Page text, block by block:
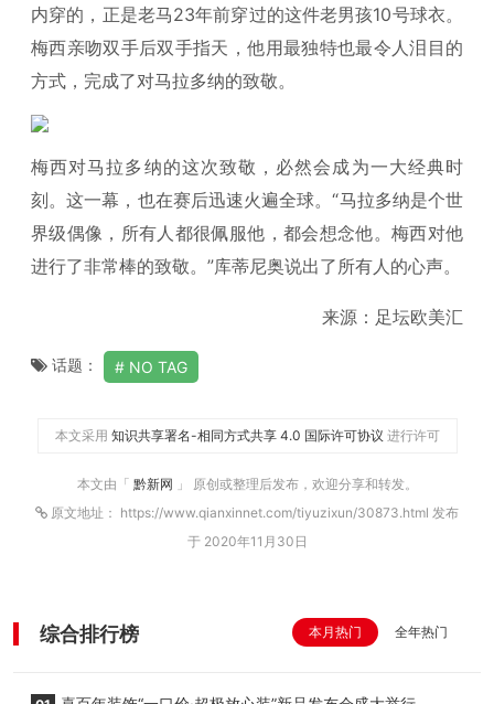
内穿的，正是老马23年前穿过的这件老男孩10号球衣。
梅西亲吻双手后双手指天，他用最独特也最令人泪目的
方式，完成了对马拉多纳的致敬。
梅西对马拉多纳的这次致敬，必然会成为一大经典时
刻。这一幕，也在赛后迅速火遍全球。“马拉多纳是个世
界级偶像，所有人都很佩服他，都会想念他。梅西对他
进行了非常棒的致敬。”库蒂尼奥说出了所有人的心声。
来源：足坛欧美汇
话题： NO TAG
本文采用 知识共享署名-相同方式共享 4.0 国际许可协议 进行许可
本文由「 黔新网 」 原创或整理后发布，欢迎分享和转发。
原文地址： https://www.qianxinnet.com/tiyuzixun/30873.html 发布
于 2020年11月30日
综合排行榜 本月热门 全年热门